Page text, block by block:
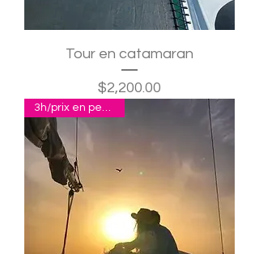
Tour en catamaran
Precio
$2,200.00
3h/prix en pesos p.p.